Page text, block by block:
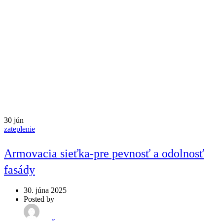
30 jún
zateplenie
Armovacia sieťka-pre pevnosť a odolnosť
fasády
30. júna 2025
Posted by